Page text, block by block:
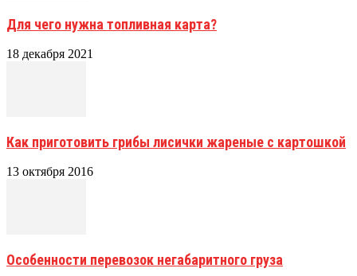
Для чего нужна топливная карта?
18 декабря 2021
Как приготовить грибы лисички жареные с картошкой
13 октября 2016
Особенности перевозок негабаритного груза